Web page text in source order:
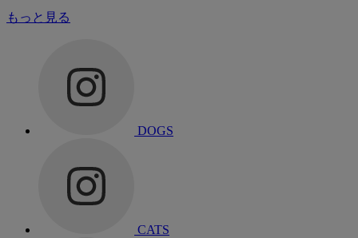
もっと見る
DOGS
CATS